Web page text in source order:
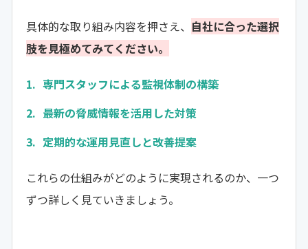
具体的な取り組み内容を押さえ、 自社に合った選択
肢を見極めてみてください。
専門スタッフによる監視体制の構築
最新の脅威情報を活用した対策
定期的な運用見直しと改善提案
これらの仕組みがどのように実現されるのか、一つ
ずつ詳しく見ていきましょう。